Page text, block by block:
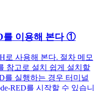
를 이용해 본다 ①
로 사용해 본다. 절차 메모
참고로 설치 쉽게 설치할
를 실행하는 경우 터미널
RED를 시작할 수 있습니